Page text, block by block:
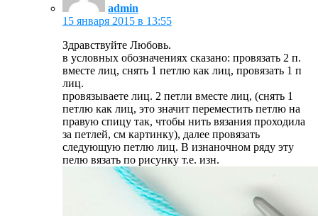
admin
15 января 2015 в 13:55
Здравствуйте Любовь.
в условных обозначениях сказано: провязать 2 п.
вместе лиц, снять 1 петлю как лиц, провязать 1 п
лиц.
провязываете лиц. 2 петли вместе лиц, (снять 1
петлю как лиц, это значит переместить петлю на
правую спицу так, чтобы нить вязания проходила
за петлей, см картинку), далее провязать
следующую петлю лиц. В изнаночном ряду эту
пелю вязать по рисунку т.е. изн.